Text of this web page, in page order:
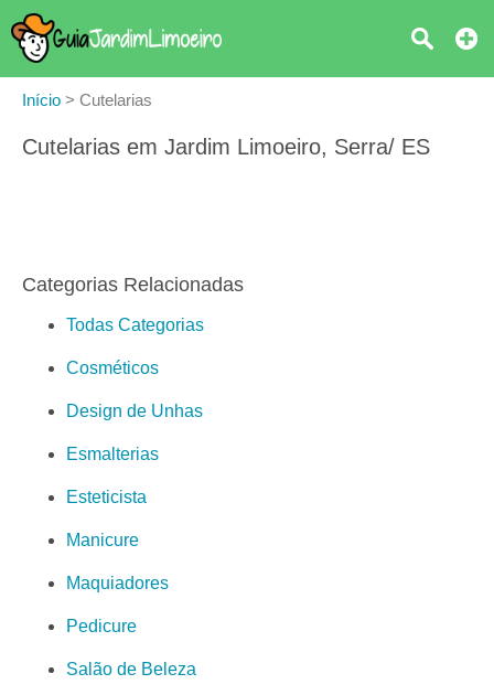
Início > Cutelarias
Cutelarias em Jardim Limoeiro, Serra/ ES
Categorias Relacionadas
Todas Categorias
Cosméticos
Design de Unhas
Esmalterias
Esteticista
Manicure
Maquiadores
Pedicure
Salão de Beleza